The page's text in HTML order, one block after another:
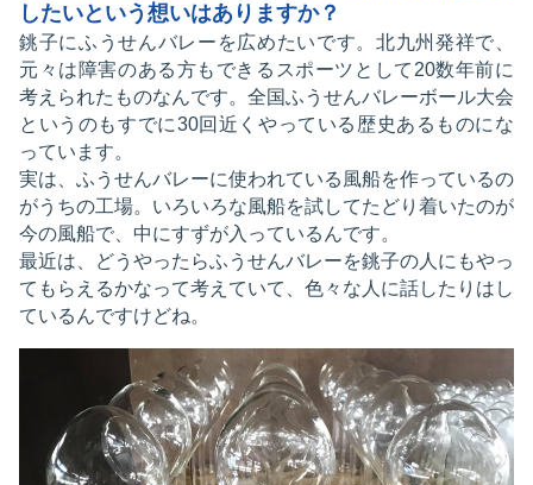
したいという想いはありますか？
銚子にふうせんバレーを広めたいです。北九州発祥で、
元々は障害のある方もできるスポーツとして20数年前に
考えられたものなんです。全国ふうせんバレーボール大会
というのもすでに30回近くやっている歴史あるものにな
っています。
実は、ふうせんバレーに使われている風船を作っているの
がうちの工場。いろいろな風船を試してたどり着いたのが
今の風船で、中にすずが入っているんです。
最近は、どうやったらふうせんバレーを銚子の人にもやっ
てもらえるかなって考えていて、色々な人に話したりはし
ているんですけどね。